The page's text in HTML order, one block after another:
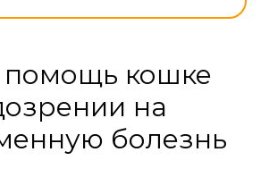
помощь кошке
на
болезнь